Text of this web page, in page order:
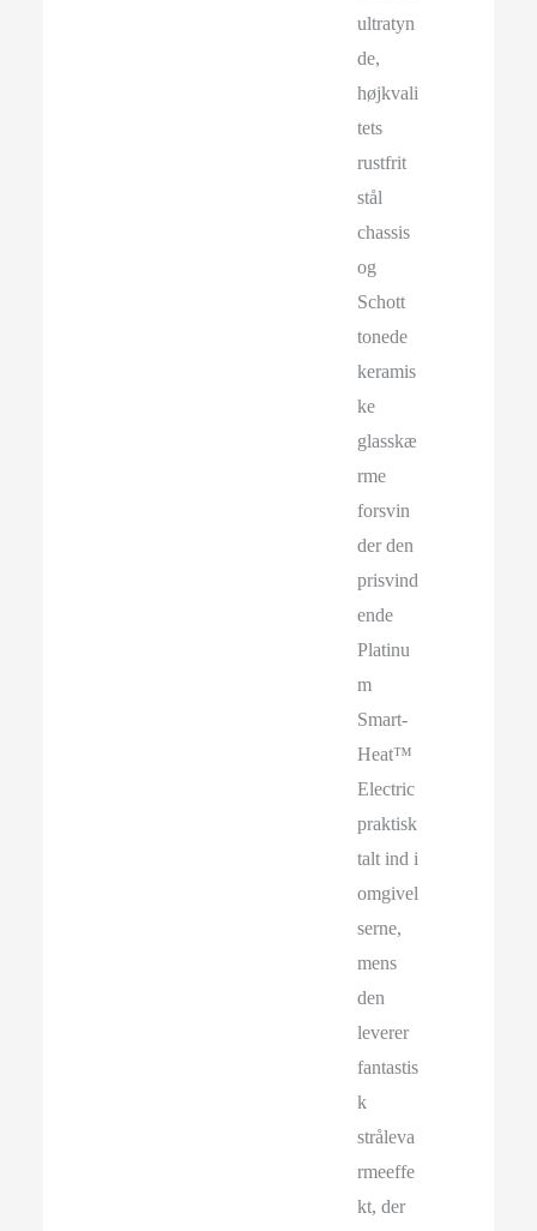
ultratyn
de,
højkvali
tets
rustfrit
stål
chassis
og
Schott
tonede
keramis
ke
glasskæ
rme
forsvin
der den
prisvind
ende
Platinu
m
Smart-
Heat™
Electric
praktisk
talt ind i
omgivel
serne,
mens
den
leverer
fantastis
k
stråleva
rmeeffe
kt, der